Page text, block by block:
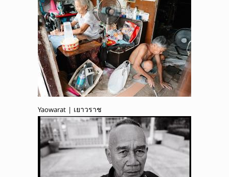
Yaowarat | เยาวราช